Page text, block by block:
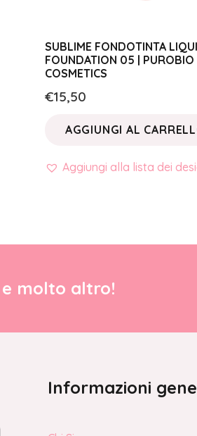
SUBLIME FONDOTINTA
FOUNDATION 05 | PUROBIO
COSMETICS
€15,50
AGGIUNGI AL
Aggiungi alla lista dei
molto altro!
Informazioni